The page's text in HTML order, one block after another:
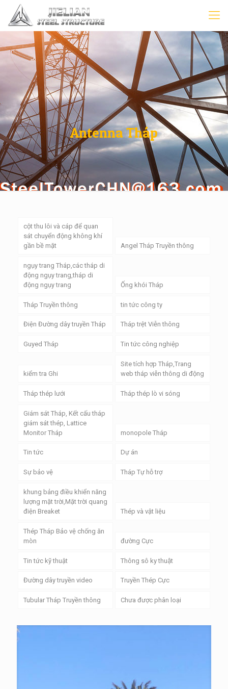
Antenna Tháp
cột thu lôi và cáp để quan
sát chuyển động không khí
gần bề mặt
Angel Tháp Truyền thông
ngụy trang Tháp,các tháp di
động ngụy trang,tháp di
động ngụy trang
Ống khói Tháp
Tháp Truyền thông tin tức công ty
Điện Đường dây truyền Tháp Tháp trệt Viễn thông
Guyed Tháp Tin tức công nghiệp
kiểm tra Ghi
Site tích hợp Tháp,Trang
web tháp viễn thông di động
Tháp thép lưới Tháp thép lò vi sóng
Giám sát Tháp, Kết cấu tháp
giám sát thép, Lattice
Monitor Tháp
monopole Tháp
Tin tức Dự án
Sự bảo vệ Tháp Tự hỗ trợ
khung bảng điều khiển năng
lượng mặt trời,Mặt trời quang
điện Breaket
Thép và vật liệu
Thép Tháp Bảo vệ chống ăn
mòn
đường Cực
Tin tức kỹ thuật Thông sô ky thuật
Đường dây truyền video Truyền Thép Cực
Tubular Tháp Truyền thông Chưa được phân loại